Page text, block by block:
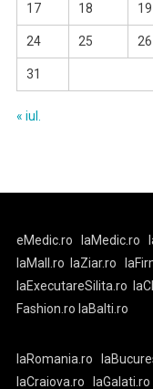
17 18 19
24 25 26
31
« iul.
eMedic.ro laMedic.ro
laMall.ro
laZiar.ro
laExecutareSilita.ro
Fashion.ro laBalti.ro
laRomania.ro
laCraiova.ro
laGalati.ro